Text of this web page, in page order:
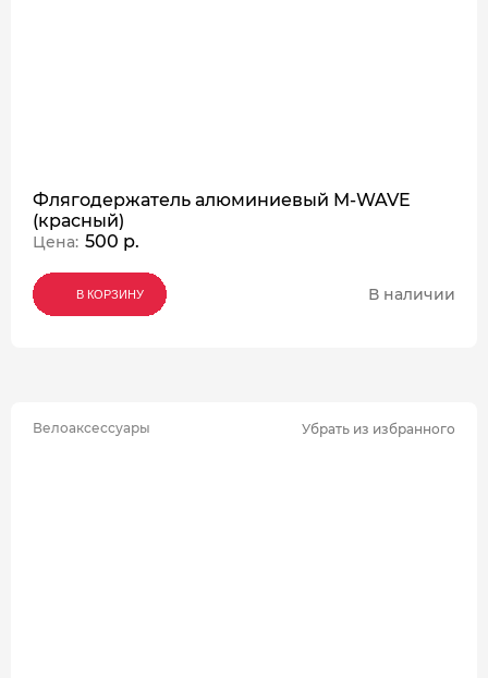
Флягодержатель алюминиевый M-WAVE
(красный)
Цена: 500 р.
В КОРЗИНУ
В КОРЗИНУ
В КОРЗИНУ В наличии
Велоаксессуары Убрать из избранного